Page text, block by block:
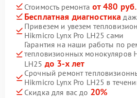
Стоимость ремонта от 480 руб.
Бесплатная диагностика
Привезем и увезем
Hikmicro Lynx Pro LH25 сами
Гарантия на наши работы по
тепловизионных монокуляров
LH25 до 3-х лет
Срочный ремонт
Hikmicro Lynx Pro LH25 в
Скидка для вас до 20%